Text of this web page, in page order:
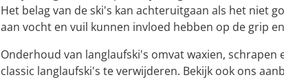
Het belag van de ski's kan achteruitgaan als het niet
aan vocht en vuil kunnen invloed hebben op de grip
Onderhoud van langlaufski's omvat waxien,
classic langlaufski's te verwijderen. Bekijk ook ons